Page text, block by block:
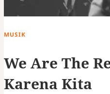
MUSIK
We Are The
Karena Kita